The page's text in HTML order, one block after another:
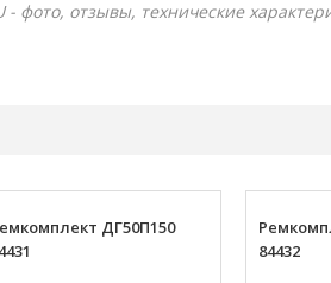
фото, отзывы, технические
ДГ50П150
84432